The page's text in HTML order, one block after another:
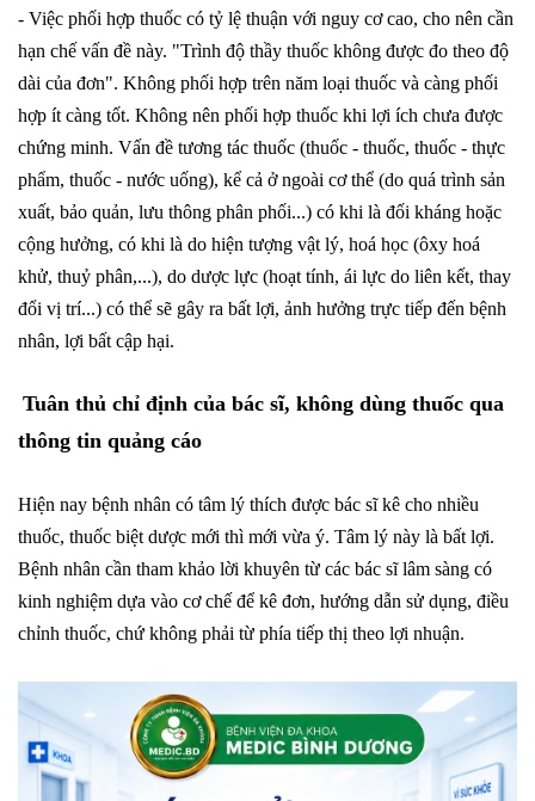
- Việc phối hợp thuốc có tỷ lệ thuận với nguy cơ cao, cho nên cần
hạn chế vấn đề này. "Trình độ thầy thuốc không được đo theo độ
dài của đơn". Không phối hợp trên năm loại thuốc và càng phối
hợp ít càng tốt. Không nên phối hợp thuốc khi lợi ích chưa được
chứng minh. Vấn đề tương tác thuốc (thuốc - thuốc, thuốc - thực
phẩm, thuốc - nước uống), kể cả ở ngoài cơ thể (do quá trình sản
xuất, bảo quản, lưu thông phân phối...) có khi là đối kháng hoặc
cộng hưởng, có khi là do hiện tượng vật lý, hoá học (ôxy hoá
khử, thuỷ phân,...), do dược lực (hoạt tính, ái lực do liên kết, thay
đổi vị trí...) có thể sẽ gây ra bất lợi, ảnh hưởng trực tiếp đến bệnh
nhân, lợi bất cập hại.
Tuân thủ chỉ định của bác sĩ, không dùng thuốc qua
thông tin quảng cáo
Hiện nay bệnh nhân có tâm lý thích được bác sĩ kê cho nhiều
thuốc, thuốc biệt dược mới thì mới vừa ý. Tâm lý này là bất lợi.
Bệnh nhân cần tham khảo lời khuyên từ các bác sĩ lâm sàng có
kinh nghiệm dựa vào cơ chế để kê đơn, hướng dẫn sử dụng, điều
chỉnh thuốc, chứ không phải từ phía tiếp thị theo lợi nhuận.